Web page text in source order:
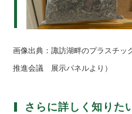
画像出典：諏訪湖畔のプラスチッ
推進会議 展示パネルより）
さらに詳しく知りた